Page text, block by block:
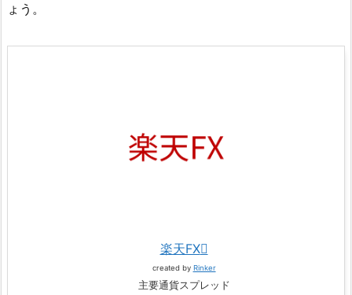
ょう。
楽天FX
created by Rinker
主要通貨スプレッド